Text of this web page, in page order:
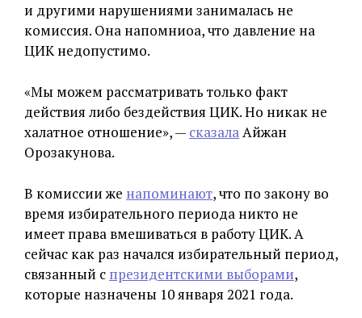
и другими нарушениями занималась не
комиссия. Она напомниоа, что давление на
ЦИК недопустимо.
«Мы можем рассматривать только факт
действия либо бездействия ЦИК. Но никак не
халатное отношение», — сказалаАйжан
Орозакунова.
В комиссии же напоминают, что по закону во
время избирательного периода никто не
имеет права вмешиваться в работу ЦИК. А
сейчас как раз начался избирательный период,
связанный с президентскими выборами,
которые назначены 10 января 2021 года.